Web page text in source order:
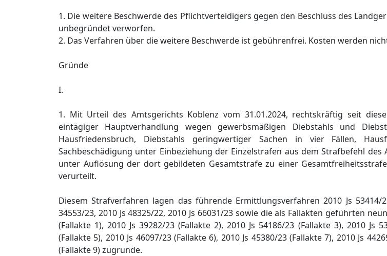
1. Die weitere Beschwerde des Pflichtverteidigers gegen den Beschluss des
unbegründet verworfen.
2. Das Verfahren über die weitere Beschwerde ist gebührenfrei. Kosten werden
Gründe
I.
1. Mit Urteil des Amtsgerichts Koblenz vom 31.01.2024, rechtskräftig seit
eintägiger Hauptverhandlung wegen gewerbsmäßigen Diebstahls und
Hausfriedensbruch, Diebstahls geringwertiger Sachen in vier Fällen,
Sachbeschädigung unter Einbeziehung der Einzelstrafen aus dem Strafbefehl des
unter Auflösung der dort gebildeten Gesamtstrafe zu einer
verurteilt.
Diesem Strafverfahren lagen das führende Ermittlungsverfahren 2010 Js 53414/
34553/23, 2010 Js 48325/22, 2010 Js 66031/23 sowie die als Fallakten geführten
(Fallakte 1), 2010 Js 39282/23 (Fallakte 2), 2010 Js 54186/23 (Fallakte 3), 2010 Js
(Fallakte 5), 2010 Js 46097/23 (Fallakte 6), 2010 Js 45380/23 (Fallakte 7), 2010 Js
(Fallakte 9) zugrunde.